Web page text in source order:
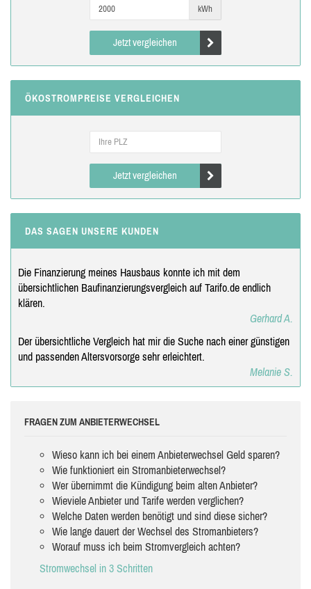
kWh
Jetzt vergleichen
ÖKOSTROMPREISE VERGLEICHEN
Jetzt vergleichen
DAS SAGEN UNSERE KUNDEN
Die Finanzierung meines Hausbaus konnte ich mit dem
übersichtlichen Baufinanzierungsvergleich auf Tarifo.de endlich
klären.
Gerhard A.
Der übersichtliche Vergleich hat mir die Suche nach einer günstigen
und passenden Altersvorsorge sehr erleichtert.
Melanie S.
FRAGEN ZUM ANBIETERWECHSEL
Wieso kann ich bei einem Anbieterwechsel Geld sparen?
Wie funktioniert ein Stromanbieterwechsel?
Wer übernimmt die Kündigung beim alten Anbieter?
Wieviele Anbieter und Tarife werden verglichen?
Welche Daten werden benötigt und sind diese sicher?
Wie lange dauert der Wechsel des Stromanbieters?
Worauf muss ich beim Stromvergleich achten?
Stromwechsel in 3 Schritten